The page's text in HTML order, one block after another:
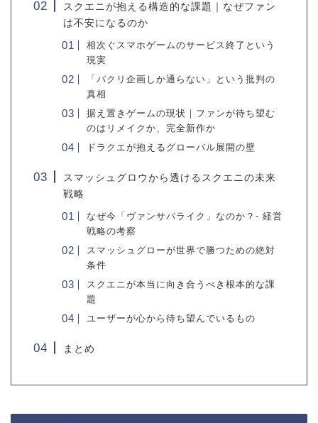
スクエニが抱える構造的な課題｜なぜファン
は不安になるのか
相次ぐスマホゲームのサービス終了という
現実
「パクリ企画しか通らない」という批判の
真相
据え置きゲームの現状｜ファンが待ち望む
のはリメイクか、完全新作か
ドラクエが抱えるグローバル展開の壁
スマッシュグロウから透けるスクエニの未来
戦略
なぜ今「ヴァンサバライク」なのか？- 経営
戦略の考察
スマッシュグローが世界で勝つための絶対
条件
スクエニが本当に向き合うべき根本的な課
題
ユーザーが心から待ち望んでいるもの
まとめ